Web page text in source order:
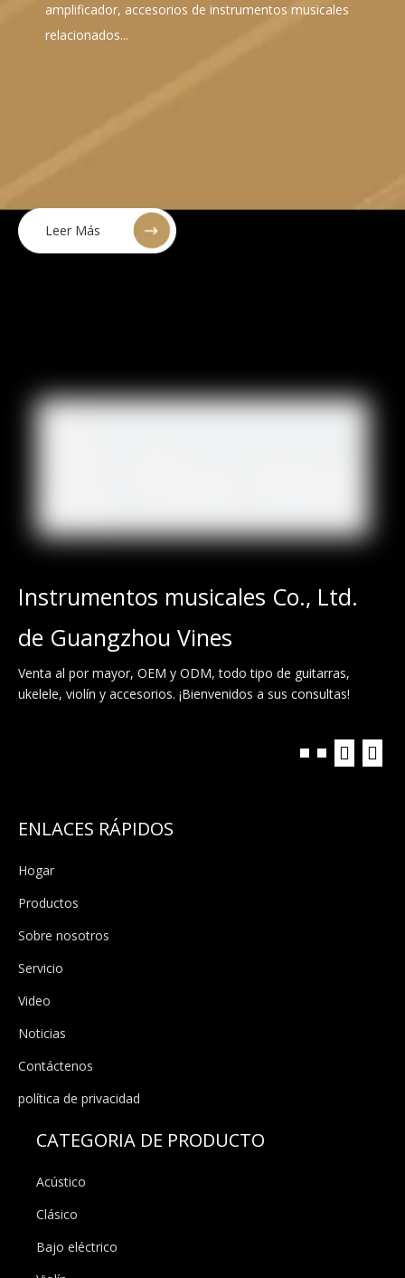
amplificador, accesorios de instrumentos musicales
relacionados...
Leer Más
Instrumentos musicales Co., Ltd.
de Guangzhou Vines
Venta al por mayor, OEM y ODM, todo tipo de guitarras,
ukelele, violín y accesorios. ¡Bienvenidos a sus consultas!
ENLACES RÁPIDOS
Hogar
Productos
Sobre nosotros
Servicio
Video
Noticias
Contáctenos
política de privacidad
CATEGORIA DE PRODUCTO
Acústico
Clásico
Bajo eléctrico